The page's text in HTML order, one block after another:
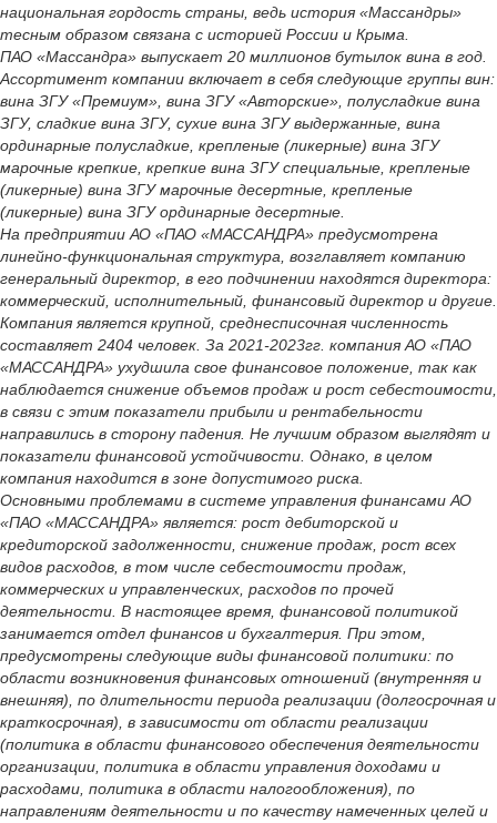
национальная гордость страны, ведь история «Массандры»
тесным образом связана с историей России и Крыма.
ПАО «Массандра» выпускает 20 миллионов бутылок вина в год.
Ассортимент компании включает в себя следующие группы вин:
вина ЗГУ «Премиум», вина ЗГУ «Авторские», полусладкие вина
ЗГУ, сладкие вина ЗГУ, сухие вина ЗГУ выдержанные, вина
ординарные полусладкие, крепленые (ликерные) вина ЗГУ
марочные крепкие, крепкие вина ЗГУ специальные, крепленые
(ликерные) вина ЗГУ марочные десертные, крепленые
(ликерные) вина ЗГУ ординарные десертные.
На предприятии АО «ПАО «МАССАНДРА» предусмотрена
линейно-функциональная структура, возглавляет компанию
генеральный директор, в его подчинении находятся директора:
коммерческий, исполнительный, финансовый директор и другие.
Компания является крупной, среднесписочная численность
составляет 2404 человек. За 2021-2023гг. компания АО «ПАО
«МАССАНДРА» ухудшила свое финансовое положение, так как
наблюдается снижение объемов продаж и рост себестоимости,
в связи с этим показатели прибыли и рентабельности
направились в сторону падения. Не лучшим образом выглядят и
показатели финансовой устойчивости. Однако, в целом
компания находится в зоне допустимого риска.
Основными проблемами в системе управления финансами АО
«ПАО «МАССАНДРА» является: рост дебиторской и
кредиторской задолженности, снижение продаж, рост всех
видов расходов, в том числе себестоимости продаж,
коммерческих и управленческих, расходов по прочей
деятельности. В настоящее время, финансовой политикой
занимается отдел финансов и бухгалтерия. При этом,
предусмотрены следующие виды финансовой политики: по
области возникновения финансовых отношений (внутренняя и
внешняя), по длительности периода реализации (долгосрочная и
краткосрочная), в зависимости от области реализации
(политика в области финансового обеспечения деятельности
организации, политика в области управления доходами и
расходами, политика в области налогообложения), по
направлениям деятельности и по качеству намеченных целей и